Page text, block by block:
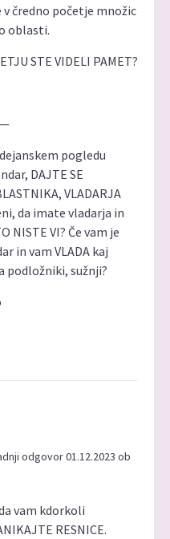
čredno početje množic
oblasti.
STE VIDELI PAMET?
pogledu
DAJTE SE
VLADARJA
da imate vladarja in
VI? Če vam je
in vam VLADA kaj
podložniki, sužnji?
odgovor 01.12.2023 ob
da vam kdorkoli
RESNICE.